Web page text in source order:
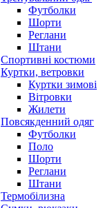
Футболки
Шорти
Реглани
Штани
Спортивні костюми
Куртки, ветровки
Куртки зимові
Вітровки
Жилети
Повсякденний одяг
Футболки
Поло
Шорти
Реглани
Штани
Термобілизна